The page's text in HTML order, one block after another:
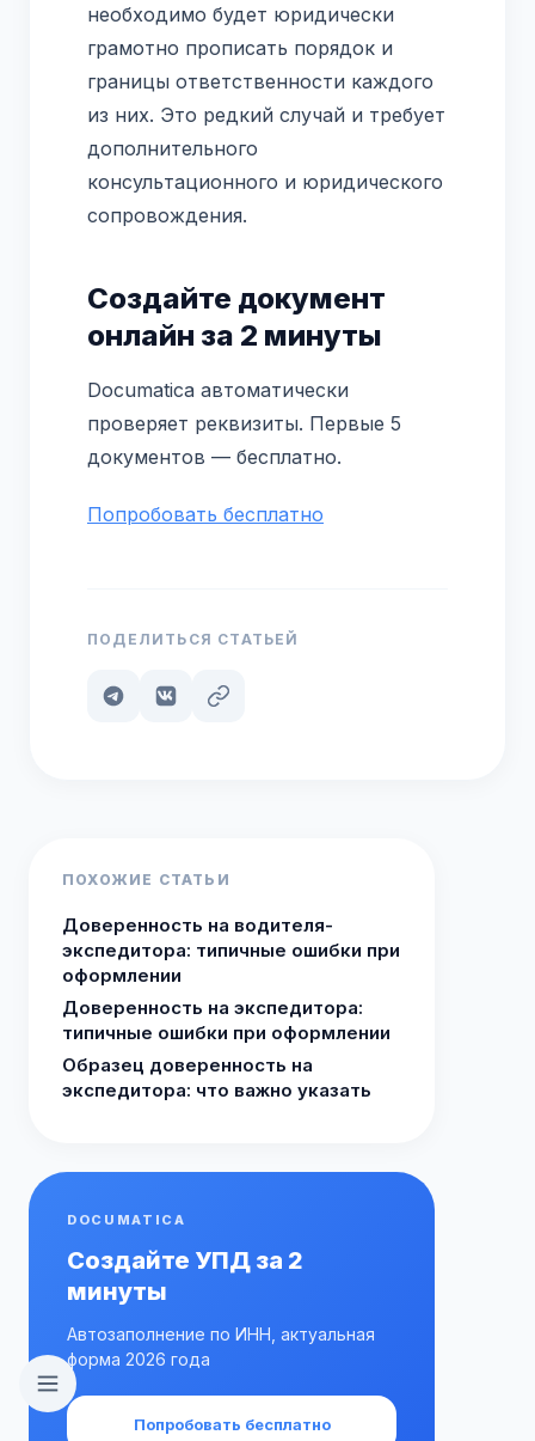
необходимо будет юридически
грамотно прописать порядок и
границы ответственности каждого
из них. Это редкий случай и требует
дополнительного
консультационного и юридического
сопровождения.
Создайте документ
онлайн за 2 минуты
Documatica автоматически
проверяет реквизиты. Первые 5
документов — бесплатно.
Попробовать бесплатно
ПОДЕЛИТЬСЯ СТАТЬЕЙ
ПОХОЖИЕ СТАТЬИ
Доверенность на водителя-
экспедитора: типичные ошибки при
оформлении
Доверенность на экспедитора:
типичные ошибки при оформлении
Образец доверенность на
экспедитора: что важно указать
DOCUMATICA
Создайте УПД за 2
минуты
Автозаполнение по ИНН, актуальная
форма 2026 года
Попробовать бесплатно